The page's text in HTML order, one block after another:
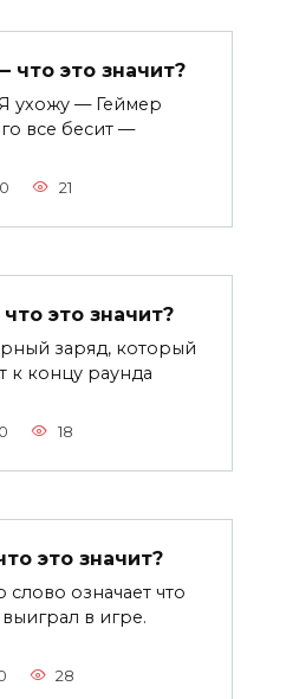
это значит?
ухожу — Геймер
все бесит —
0 21
это значит?
заряд, который
к концу раунда
0 18
это значит?
слово означает что
в игре.
28